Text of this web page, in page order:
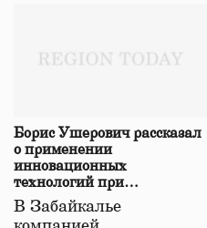
Борис Ушерович рассказал
о применении
инновационных
технологий при
строительстве нового моста
в Забайкалье
В Забайкалье